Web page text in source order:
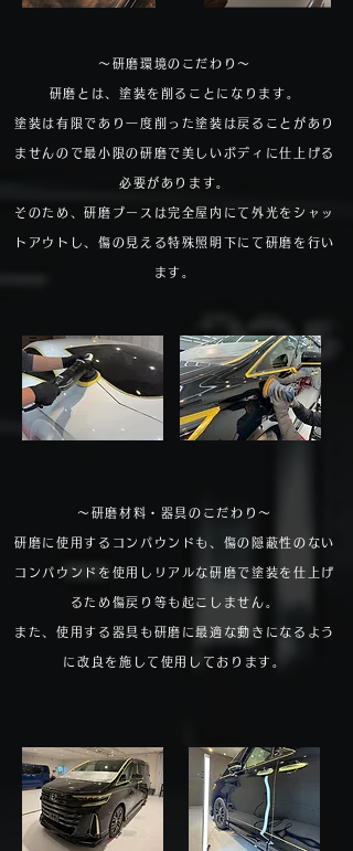
～研磨環境のこだわり～
研磨とは、塗装を削ることになります。
塗装は有限であり一度削った塗装は戻ることがあり
ませんので最小限の研磨で美しいボディに仕上げる
必要があります。
そのため、研磨ブースは完全屋内にて外光をシャッ
トアウトし、 傷の見える特殊照明下にて研磨を行い
ます。
～研磨材料・器具のこだわり～
研磨に使用するコンパウンドも、傷の隠蔽性のない
コンパウンドを使用しリアルな研磨で塗装を仕上げ
るため傷戻り等も起こしません。
また、使用する器具も研磨に最適な動きになるよう
に改良を施して使用しております。